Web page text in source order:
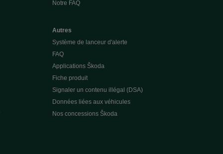
Notre FAQ
Autres
Système de lanceur d'alerte
FAQ
Applications Škoda
Fiche produit
Signaler un contenu illégal (DSA)
Données liées aux véhicules
Nos concessions Škoda